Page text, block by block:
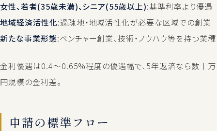
女性、若者(35歳未満)、シニア(55歳以上):基準利率より優遇
地域経済活性化:過疎地・地域活性化が必要な区域での創業
新たな事業形態:ベンチャー創業、技術・ノウハウ等を持つ業種
金利優遇は0.4〜0.65%程度の優遇幅で、5年返済なら数十万
円規模の金利差。
申請の標準フロー